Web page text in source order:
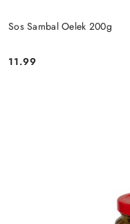
Sos Sambal Oelek 200g
Cena:
11.99